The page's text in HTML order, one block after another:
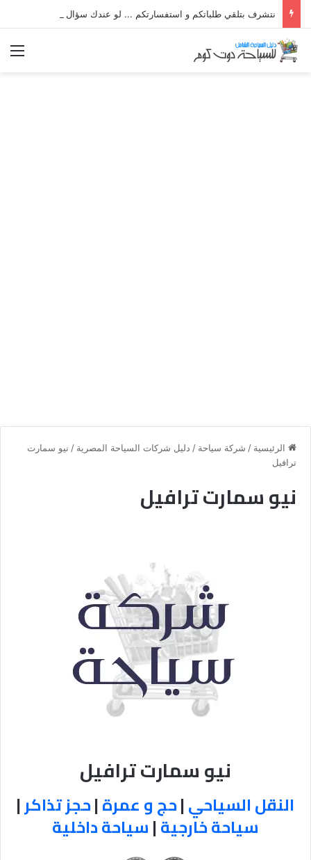
الرئيسية / شركة سياحة / دليل شركات السياحة المصرية / نيو سمارت
ترافيل
نيو سمارت ترافيل
نيو سمارت ترافيل
النقل السياحي|حج و عمرة|حجز تذاكر|
سياحة خارجية|سياحة داخلية